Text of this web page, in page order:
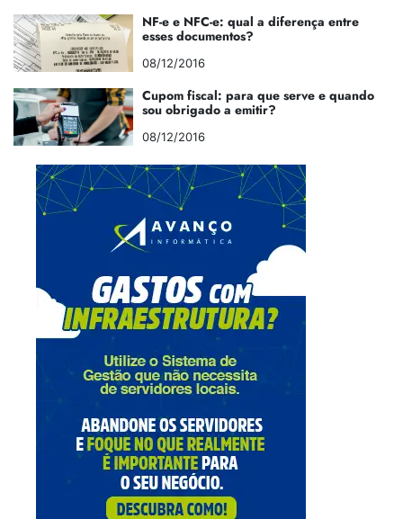
NF-e e NFC-e: qual a diferença entre
esses documentos?
08/12/2016
Cupom fiscal: para que serve e quando
sou obrigado a emitir?
08/12/2016